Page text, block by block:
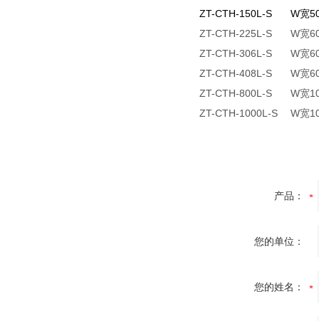
ZT-CTH-150L-S W宽
ZT-CTH-225L-S W宽
ZT-CTH-306L-S W宽
ZT-CTH-408L-S W宽
ZT-CTH-800L-S W宽
ZT-CTH-1000L-S W宽
产品：
您的单位：
您的姓名：